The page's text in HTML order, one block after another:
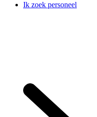
Ik zoek personeel